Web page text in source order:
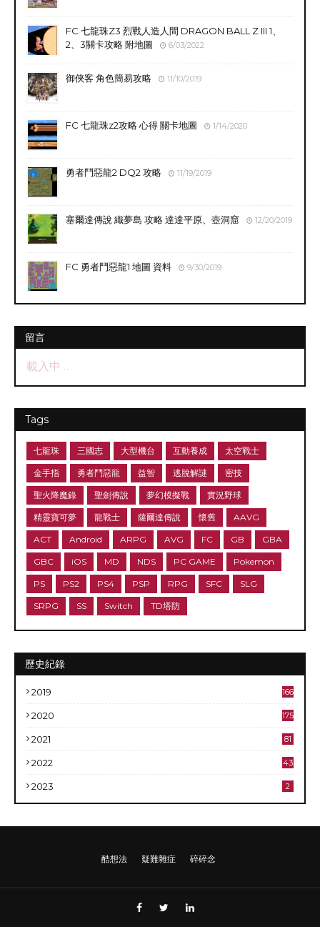
FC 七龍珠Z3 烈戰人造人間 DRAGON BALL Z III 1、
2、3關卡攻略 附地圖
6/03/2022
御俠客 角色簡易攻略 11/10/2019
FC 七龍珠z2攻略 心得 關卡地圖 1/14/2020
勇者鬥惡龍2 DQ2 攻略 11/19/2019
塞爾達傳說 織夢島 攻略 達達平原、壺洞窟 12/20/2019
FC 勇者鬥惡龍1 地圖 資料 9/30/2019
留言
載入中…
Tags
七龍珠 三國志 大型機台 互動養成 太空戰士
金手指 勇者鬥惡龍 益智 逃脫解謎 密技
聖火降魔錄 聖劍傳說 夢幻模擬戰 實況野球
精靈寶可夢 龍戰士 薩爾達傳說 懷舊 AAVG
ACT Android ARPG AVG FC GB GBA
GBC iOS MD NDS PC GAME Pokemon
PS PS2 PS4 PSP RPG SFC SLG
SRPG SS Switch TD塔防
歷史紀錄
2019 166
2020 175
2021 81
2022 43
2023 2
酷想法 疑難雜症 碎碎念